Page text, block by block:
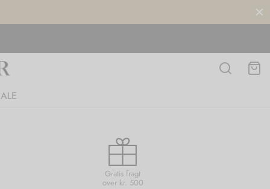
Gratis fragt
over kr. 500